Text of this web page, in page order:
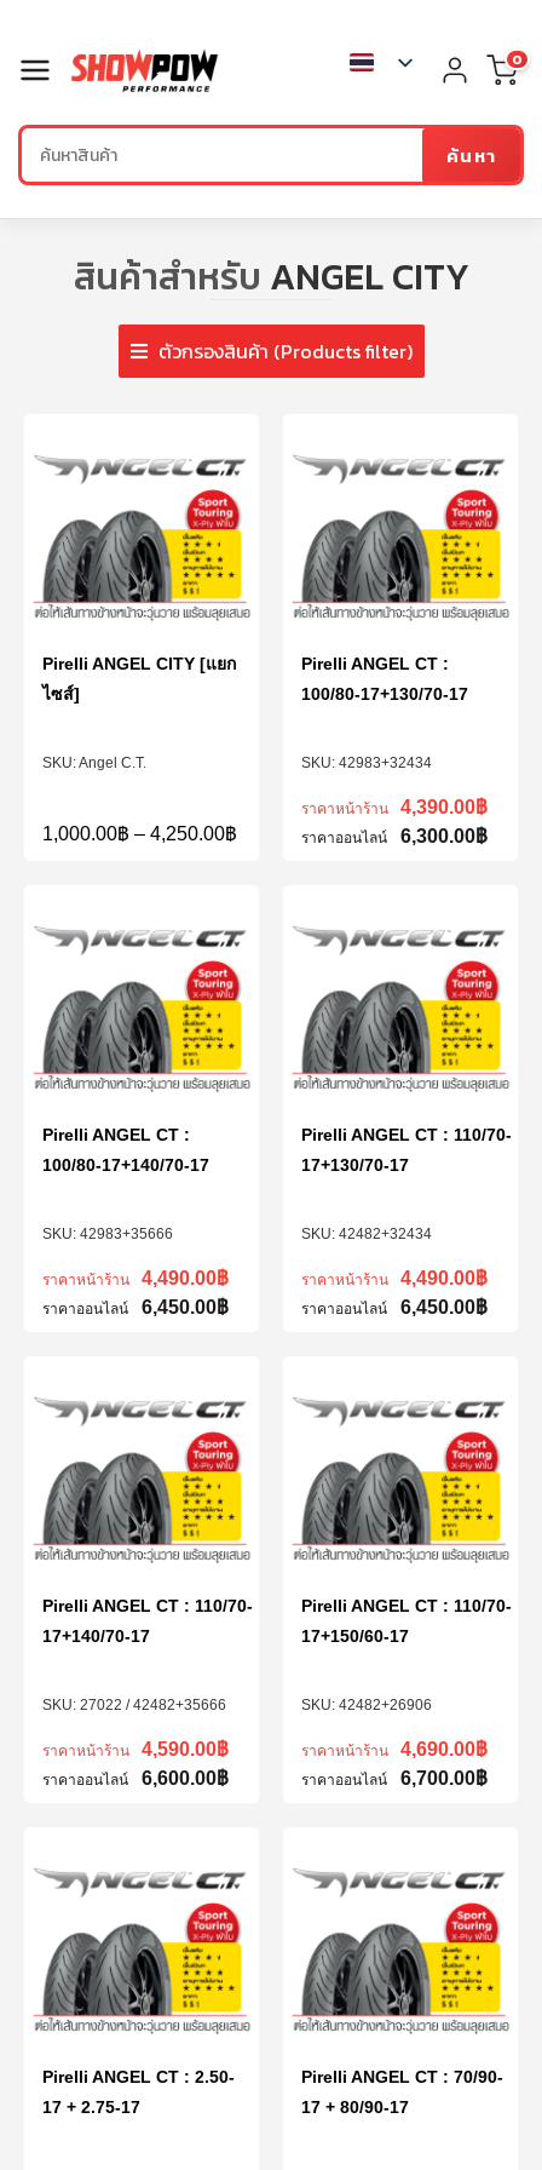
ค้นหา
0
สินค้าสำหรับ ANGEL CITY
ตัวกรองสินค้า (Products filter)
Angel C.T.
Pirelli ANGEL CITY [แยก
ไซส์]
1,000.00฿ – 4,250.00฿
42983+32434
Pirelli ANGEL CT :
100/80-17+130/70-17
ราคาหน้าร้าน 4,390.00฿
ราคาออนไลน์ 6,300.00฿
42983+35666
Pirelli ANGEL CT :
100/80-17+140/70-17
ราคาหน้าร้าน 4,490.00฿
ราคาออนไลน์ 6,450.00฿
42482+32434
Pirelli ANGEL CT : 110/70-
17+130/70-17
ราคาหน้าร้าน 4,490.00฿
ราคาออนไลน์ 6,450.00฿
27022 / 42482+35666
Pirelli ANGEL CT : 110/70-
17+140/70-17
ราคาหน้าร้าน 4,590.00฿
ราคาออนไลน์ 6,600.00฿
42482+26906
Pirelli ANGEL CT : 110/70-
17+150/60-17
ราคาหน้าร้าน 4,690.00฿
ราคาออนไลน์ 6,700.00฿
Pirelli ANGEL CT : 2.50-
17 + 2.75-17
Pirelli ANGEL CT : 70/90-
17 + 80/90-17